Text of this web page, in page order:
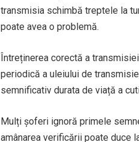
transmisia schimbă treptele la
poate avea o problemă.
Întreținerea corectă a
periodică a uleiului de
semnificativ durata de viață a
Mulți șoferi ignoră primele
amânarea verificării poate duce